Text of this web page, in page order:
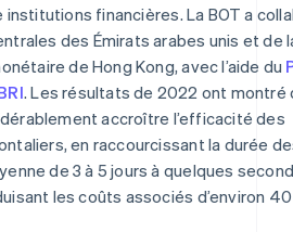
financières. La BOT a
des Émirats arabes unis et de
de Hong Kong, avec l’aide du
. Les résultats de 2022 ont montré
accroître l’efficacité des
en raccourcissant la durée
de 3 à 5 jours à quelques
les coûts associés d’environ 40